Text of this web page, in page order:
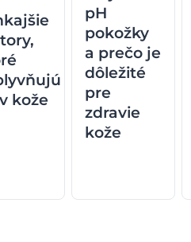
kože
pH
pokožky
a prečo je
dôležité
pre
zdravie
kože